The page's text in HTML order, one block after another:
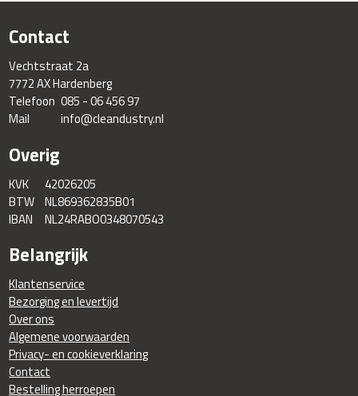
Contact
Vechtstraat 2a
7772 AX Hardenberg
Telefoon 085 - 06 456 97
Mail
info@cleandustry.nl
Overig
KVK
42026205
BTW NL869362835B01
IBAN
NL24RABO0348070543
Belangrijk
Klantenservice
Bezorging en levertijd
Over ons
Algemene voorwaarden
Privacy- en cookieverklaring
Contact
Bestelling herroepen